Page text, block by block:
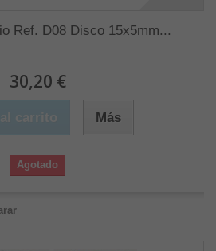
Ref. D08 Disco 15x5mm...
30,20 €
Más
Agotado